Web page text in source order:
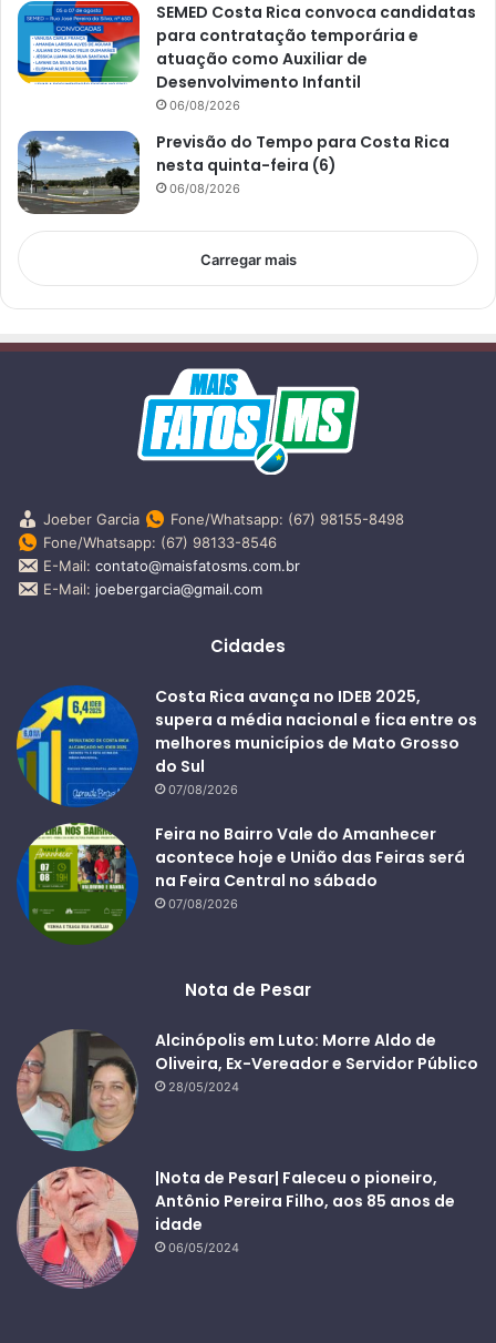
SEMED Costa Rica convoca candidatas
para contratação temporária e
atuação como Auxiliar de
Desenvolvimento Infantil
06/08/2026
Previsão do Tempo para Costa Rica
nesta quinta-feira (6)
06/08/2026
Carregar mais
Joeber Garcia
Fone/Whatsapp: (67) 98155-8498
Fone/Whatsapp: (67) 98133-8546
E-Mail: contato@maisfatosms.com.br
E-Mail: joebergarcia@gmail.com
Cidades
Costa Rica avança no IDEB 2025,
supera a média nacional e fica entre os
melhores municípios de Mato Grosso
do Sul
07/08/2026
Feira no Bairro Vale do Amanhecer
acontece hoje e União das Feiras será
na Feira Central no sábado
07/08/2026
Nota de Pesar
Alcinópolis em Luto: Morre Aldo de
Oliveira, Ex-Vereador e Servidor Público
28/05/2024
|Nota de Pesar| Faleceu o pioneiro,
Antônio Pereira Filho, aos 85 anos de
idade
06/05/2024